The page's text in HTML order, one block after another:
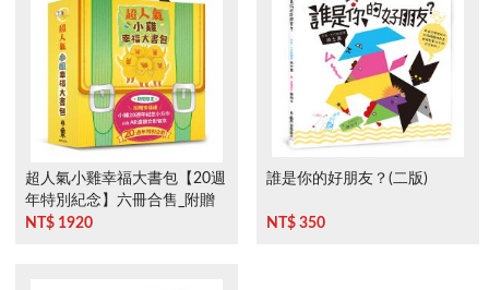
超人氣小雞幸福大書包【20週
年特別紀念】六冊合售_附贈
「小雞袋著走20週年飲料提
NT$ 1920
誰是你的好朋友？(二版)
NT$ 350